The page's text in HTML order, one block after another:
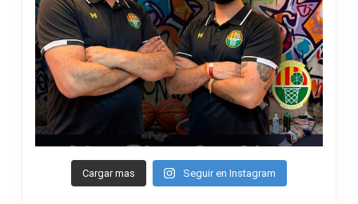
Cargar mas Seguir en Instagram